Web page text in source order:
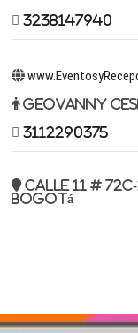
3238147940
Geovanny
3112290375
Calle 11 #
Bogotá